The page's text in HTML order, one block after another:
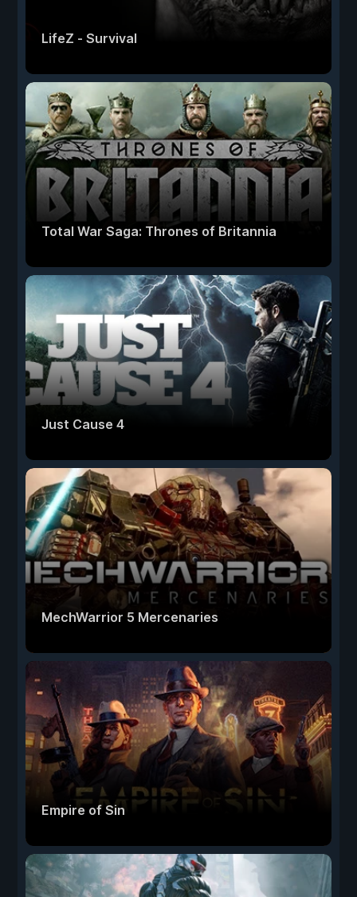
LifeZ - Survival
Total War Saga: Thrones of Britannia
Just Cause 4
MechWarrior 5 Mercenaries
Empire of Sin